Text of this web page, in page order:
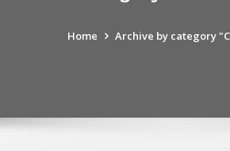
Home Archive by category